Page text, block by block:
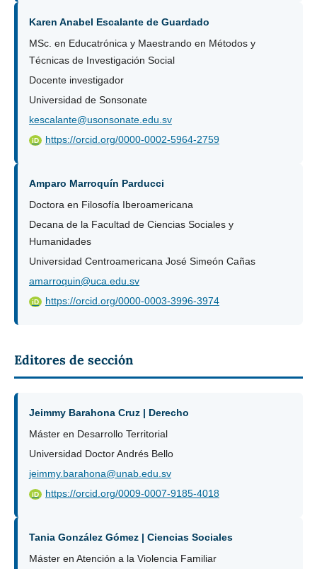
Karen Anabel Escalante de Guardado
MSc. en Educatrónica y Maestrando en Métodos y
Técnicas de Investigación Social
Docente investigador
Universidad de Sonsonate
kescalante@usonsonate.edu.sv
iD https://orcid.org/0000-0002-5964-2759
Amparo Marroquín Parducci
Doctora en Filosofía Iberoamericana
Decana de la Facultad de Ciencias Sociales y
Humanidades
Universidad Centroamericana José Simeón Cañas
amarroquin@uca.edu.sv
iD https://orcid.org/0000-0003-3996-3974
Editores de sección
Jeimmy Barahona Cruz | Derecho
Máster en Desarrollo Territorial
Universidad Doctor Andrés Bello
jeimmy.barahona@unab.edu.sv
iD https://orcid.org/0009-0007-9185-4018
Tania González Gómez | Ciencias Sociales
Máster en Atención a la Violencia Familiar